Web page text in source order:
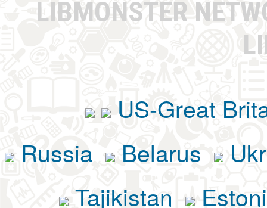
LIBMONSTER
US-Great
Russia
Belarus
Tajikistan